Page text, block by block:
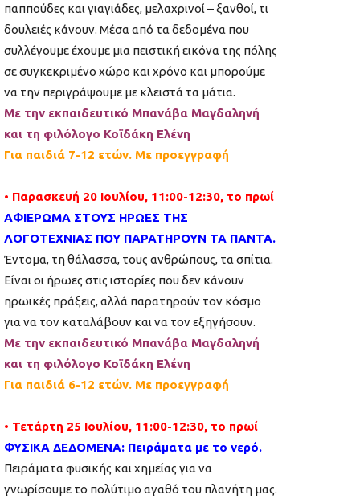
παππούδες και γιαγιάδες, μελαχρινοί – ξανθοί, τι
δουλειές κάνουν. Μέσα από τα δεδομένα που
συλλέγουμε έχουμε μια πειστική εικόνα της πόλης
σε συγκεκριμένο χώρο και χρόνο και μπορούμε
να την περιγράψουμε με κλειστά τα μάτια.
Με την εκπαιδευτικό Μπανάβα Μαγδαληνή
και τη φιλόλογο Κοϊδάκη Ελένη
Για παιδιά 7-12 ετών. Με προεγγραφή
• Παρασκευή 20 Ιουλίου, 11:00-12:30, το πρωί
ΑΦΙΕΡΩΜΑ ΣΤΟΥΣ ΗΡΩΕΣ ΤΗΣ
ΛΟΓΟΤΕΧΝΙΑΣ ΠΟΥ ΠΑΡΑΤΗΡΟΥΝ ΤΑ ΠΑΝΤΑ.
Έντομα, τη θάλασσα, τους ανθρώπους, τα σπίτια.
Είναι οι ήρωες στις ιστορίες που δεν κάνουν
ηρωικές πράξεις, αλλά παρατηρούν τον κόσμο
για να τον καταλάβουν και να τον εξηγήσουν.
Με την εκπαιδευτικό Μπανάβα Μαγδαληνή
και τη φιλόλογο Κοϊδάκη Ελένη
Για παιδιά 6-12 ετών. Με προεγγραφή
• Τετάρτη 25 Ιουλίου, 11:00-12:30, το πρωί
ΦΥΣΙΚΑ ΔΕΔΟΜΕΝΑ: Πειράματα με το νερό.
Πειράματα φυσικής και χημείας για να
γνωρίσουμε το πολύτιμο αγαθό του πλανήτη μας.